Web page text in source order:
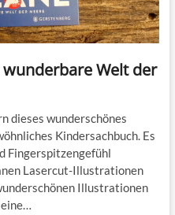
Welt der
dieses wunderschönes
Kindersachbuch. Es
Fingerspitzengefühl
Lasercut-Illustrationen
Illustrationen